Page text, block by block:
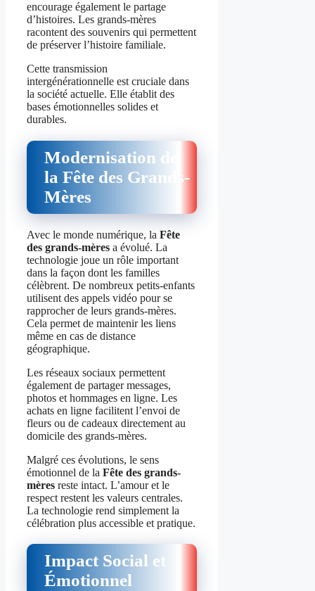
encourage également le partage
d’histoires. Les grands-mères
racontent des souvenirs qui permettent
de préserver l’histoire familiale.
Cette transmission
intergénérationnelle est cruciale dans
la société actuelle. Elle établit des
bases émotionnelles solides et
durables.
Modernisation de
la Fête des Grands-
Mères
Avec le monde numérique, la Fête
des grands-mères a évolué. La
technologie joue un rôle important
dans la façon dont les familles
célèbrent. De nombreux petits-enfants
utilisent des appels vidéo pour se
rapprocher de leurs grands-mères.
Cela permet de maintenir les liens
même en cas de distance
géographique.
Les réseaux sociaux permettent
également de partager messages,
photos et hommages en ligne. Les
achats en ligne facilitent l’envoi de
fleurs ou de cadeaux directement au
domicile des grands-mères.
Malgré ces évolutions, le sens
émotionnel de la Fête des grands-
mères reste intact. L’amour et le
respect restent les valeurs centrales.
La technologie rend simplement la
célébration plus accessible et pratique.
Impact Social et
Émotionnel